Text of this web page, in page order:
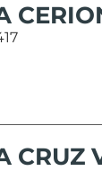
CRUZ